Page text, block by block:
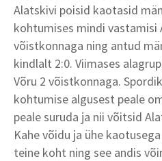
Alatskivi poisid kaotasid
kohtumises mindi vastamisi
võistkonnaga ning antud
kindlalt 2:0. Viimases
Võru 2 võistkonnaga.
kohtumise algusest peale
peale suruda ja nii võitsid
Kahe võidu ja ühe
teine koht ning see andis